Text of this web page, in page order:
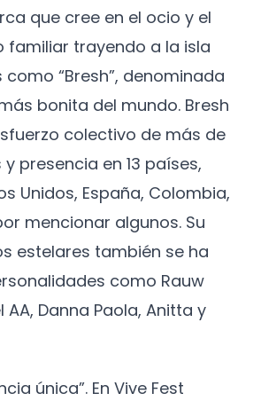
que cree en el ocio y el
familiar trayendo a la isla
“Bresh”, denominada
bonita del mundo. Bresh
colectivo de más de
presencia en 13 países,
Unidos, España, Colombia,
mencionar algunos. Su
estelares también se ha
como Rauw
AA, Danna Paola, Anitta y
única”. En Vive Fest